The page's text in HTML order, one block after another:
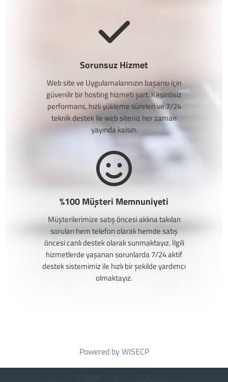
Sorunsuz Hizmet
Web site ve Uygulamalarınızın başarısı için
güvenilir bir hosting hizmeti şart. Kesintisiz
performans, hızlı yükleme süreleri ve 7/24
teknik destek ile web siteniz her zaman
yayında kalsın.
%100 Müşteri Memnuniyeti
Müşterilerimize satış öncesi aklına takılan
soruları hem telefon olarak hemde satış
öncesi canlı destek olarak sunmaktayız. İlgili
hizmetlerde yaşanan sorunlarda 7/24 aktif
destek sistemimiz ile hızlı bir şekilde yardımcı
olmaktayız.
Powered byWISECP